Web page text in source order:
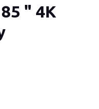
aanmaken
" 4K